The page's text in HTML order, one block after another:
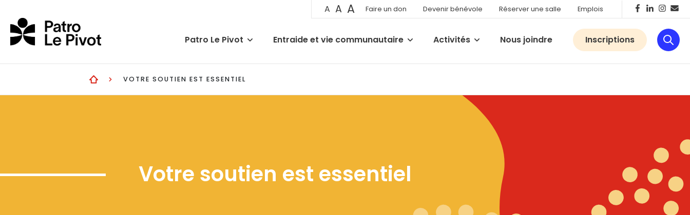
A A A Faire un don Devenir bénévole Réserver une salle Emplois
Patro Le Pivot Entraide et vie communautaire Activités Nous joindre Inscriptions
VOTRE SOUTIEN EST ESSENTIEL
Votre soutien est essentiel